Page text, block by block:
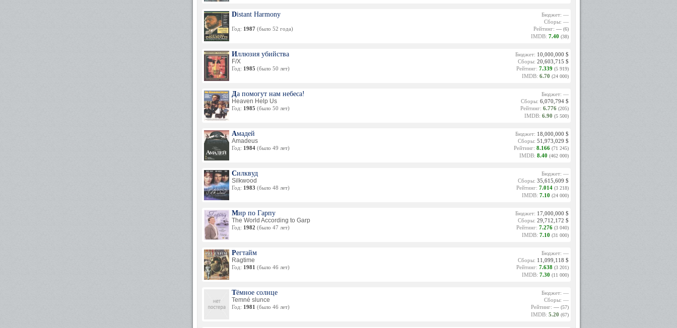
Distant Harmony
Год: 1987 (было 52 года)
Бюджет: —
Сборы: —
Рейтинг: — (6)
IMDB: 7.40 (38)
Иллюзия убийства
F/X
Год: 1985 (было 50 лет)
Бюджет: 10,000,000 $
Сборы: 20,603,715 $
Рейтинг: 7.339 (5 919)
IMDB: 6.70 (24 000)
Да помогут нам небеса!
Heaven Help Us
Год: 1985 (было 50 лет)
Бюджет: —
Сборы: 6,070,794 $
Рейтинг: 6.776 (205)
IMDB: 6.90 (5 500)
Амадей
Amadeus
Год: 1984 (было 49 лет)
Бюджет: 18,000,000 $
Сборы: 51,973,029 $
Рейтинг: 8.166 (71 245)
IMDB: 8.40 (462 000)
Силквуд
Silkwood
Год: 1983 (было 48 лет)
Бюджет: —
Сборы: 35,615,609 $
Рейтинг: 7.014 (3 218)
IMDB: 7.10 (24 000)
Мир по Гарпу
The World According to Garp
Год: 1982 (было 47 лет)
Бюджет: 17,000,000 $
Сборы: 29,712,172 $
Рейтинг: 7.276 (3 040)
IMDB: 7.10 (31 000)
Регтайм
Ragtime
Год: 1981 (было 46 лет)
Бюджет: —
Сборы: 11,099,118 $
Рейтинг: 7.638 (3 201)
IMDB: 7.30 (11 000)
Тёмное солнце
Temné slunce
Год: 1981 (было 46 лет)
Бюджет: —
Сборы: —
Рейтинг: — (57)
IMDB: 5.20 (67)